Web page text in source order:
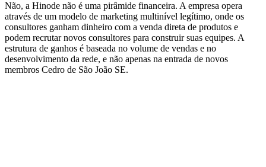
Não, a Hinode não é uma pirâmide financeira. A empresa opera
através de um modelo de marketing multinível legítimo, onde os
consultores ganham dinheiro com a venda direta de produtos e
podem recrutar novos consultores para construir suas equipes. A
estrutura de ganhos é baseada no volume de vendas e no
desenvolvimento da rede, e não apenas na entrada de novos
membros​ Cedro de São João SE.